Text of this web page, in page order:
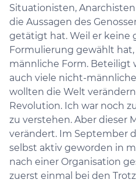
Situationisten,
die Aussagen des
getätigt hat. Weil er keine
Formulierung gewählt
männliche Form. Beteiligt
auch viele nicht-männliche
wollten die Welt
Revolution. Ich war noch
zu verstehen. Aber dieser
verändert. Im September
selbst aktiv geworden in
nach einer Organisation
zuerst einmal bei den